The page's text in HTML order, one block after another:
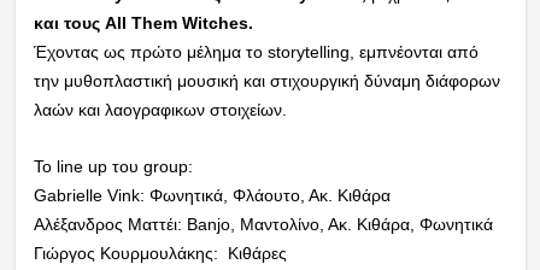
και τους All Them Witches.
Έχοντας ως πρώτο μέλημα το storytelling, εμπνέονται από
την μυθοπλαστική μουσική και στιχουργική δύναμη διάφορων
λαών και λαογραφικων στοιχείων.
Το line up του group:
Gabrielle Vink: Φωνητικά, Φλάουτο, Ακ. Κιθάρα
Αλέξανδρος Ματτέι: Banjo, Μαντολίνο, Ακ. Κιθάρα, Φωνητικά
Γιώργος Κουρμουλάκης: Κιθάρες